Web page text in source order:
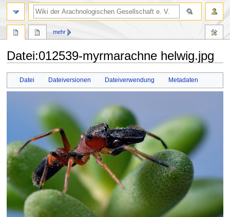
Datei:012539-myrmarachne helwig.jpg
Datei Dateiversionen Dateiverwendung Metadaten
mehr